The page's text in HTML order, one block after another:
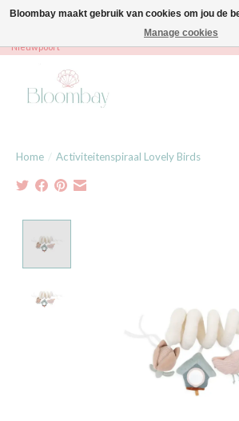
Bloombay - Babies & Kids - Bali home & interior -
Nieuwpoort
Home / Activiteitenspiraal Lovely Birds
Bloombay maakt gebruik van cookies om jou de
Manage cookies